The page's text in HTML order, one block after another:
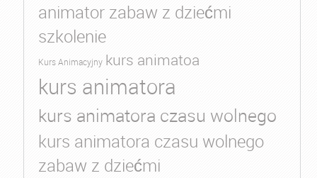
animator zabaw z dziećmi
szkolenie
Kurs Animacyjny kurs animatoa
kurs animatora
kurs animatora czasu wolnego
kurs animatora czasu wolnego
zabaw z dziećmi